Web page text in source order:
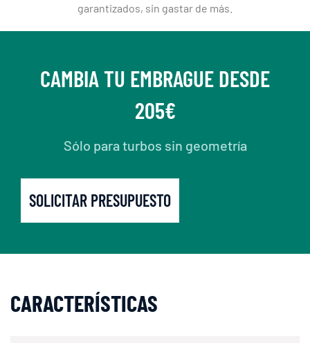
garantizados, sin gastar de más.
CAMBIA TU EMBRAGUE DESDE
205€
Sólo para turbos sin geometría
SOLICITAR PRESUPUESTO
CARACTERÍSTICAS